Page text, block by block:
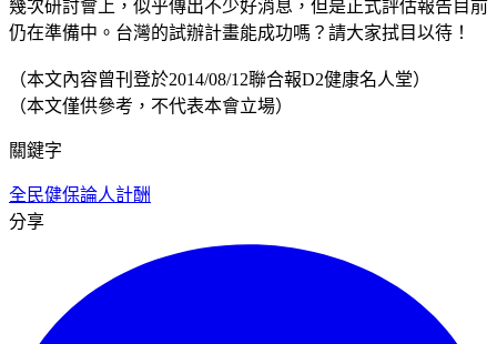
幾次研討會上，似乎傳出不少好消息，但是正式評估報告目前
仍在準備中。台灣的試辦計畫能成功嗎？請大家拭目以待！
（本文內容曾刊登於2014/08/12聯合報D2健康名人堂）
（本文僅供參考，不代表本會立場）
關鍵字
全民健保論人計酬
分享